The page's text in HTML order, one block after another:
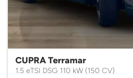
CUPRA Terramar
1.5 eTSI DSG 110 kW (150 CV)